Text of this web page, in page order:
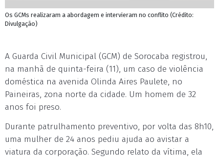
Os GCMs realizaram a abordagem e intervieram no conflito (Crédito:
Divulgação)
A Guarda Civil Municipal (GCM) de Sorocaba registrou,
na manhã de quinta-feira (11), um caso de violência
doméstica na avenida Olinda Aires Paulete, no
Paineiras, zona norte da cidade. Um homem de 32
anos foi preso.
Durante patrulhamento preventivo, por volta das 8h10,
uma mulher de 24 anos pediu ajuda ao avistar a
viatura da corporação. Segundo relato da vítima, ela